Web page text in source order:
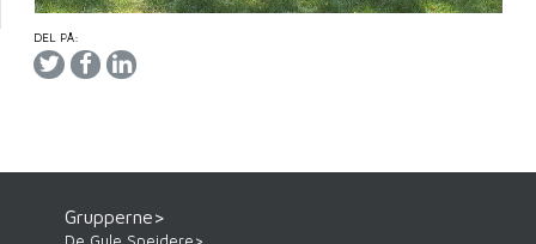
DEL PÅ:
Grupperne>